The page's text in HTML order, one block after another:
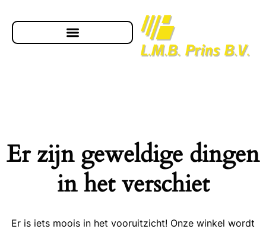
Er zijn geweldige dingen
in het verschiet
Er is iets moois in het vooruitzicht! Onze winkel wordt